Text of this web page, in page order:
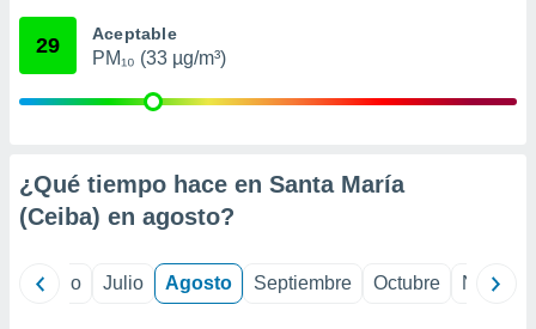
mediante
publicidad
29 Aceptable
PM₁₀ (33 µg/m³)
¿Qué tiempo hace en Santa María
(Ceiba) en agosto?
Junio Julio Agosto Septiembre Octubre